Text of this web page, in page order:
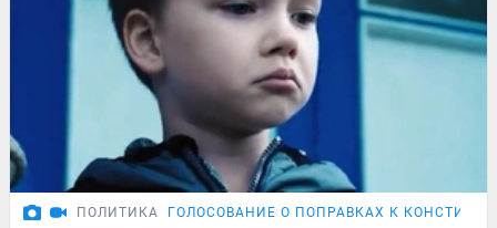
ПОЛИТИКА ГОЛОСОВАНИЕ О ПОПРАВКАХ К